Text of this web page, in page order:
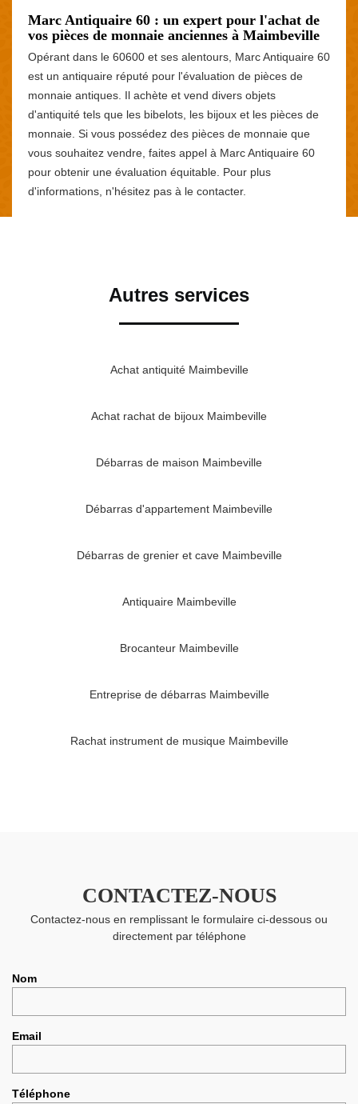
Marc Antiquaire 60 : un expert pour l'achat de
vos pièces de monnaie anciennes à Maimbeville
Opérant dans le 60600 et ses alentours, Marc Antiquaire 60
est un antiquaire réputé pour l'évaluation de pièces de
monnaie antiques. Il achète et vend divers objets
d'antiquité tels que les bibelots, les bijoux et les pièces de
monnaie. Si vous possédez des pièces de monnaie que
vous souhaitez vendre, faites appel à Marc Antiquaire 60
pour obtenir une évaluation équitable. Pour plus
d'informations, n'hésitez pas à le contacter.
Autres services
Achat antiquité Maimbeville
Achat rachat de bijoux Maimbeville
Débarras de maison Maimbeville
Débarras d'appartement Maimbeville
Débarras de grenier et cave Maimbeville
Antiquaire Maimbeville
Brocanteur Maimbeville
Entreprise de débarras Maimbeville
Rachat instrument de musique Maimbeville
CONTACTEZ-NOUS
Contactez-nous en remplissant le formulaire ci-dessous ou
directement par téléphone
Nom
Email
Téléphone